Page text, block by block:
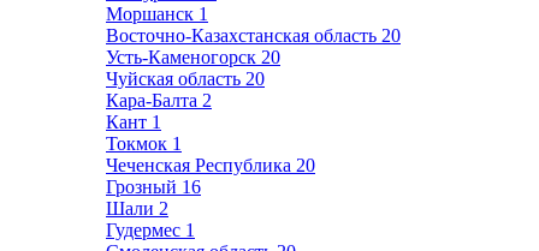
Моршанск 1
Восточно-Казахстанская область 20
Усть-Каменогорск 20
Чуйская область 20
Кара-Балта 2
Кант 1
Токмок 1
Чеченская Республика 20
Грозный 16
Шали 2
Гудермес 1